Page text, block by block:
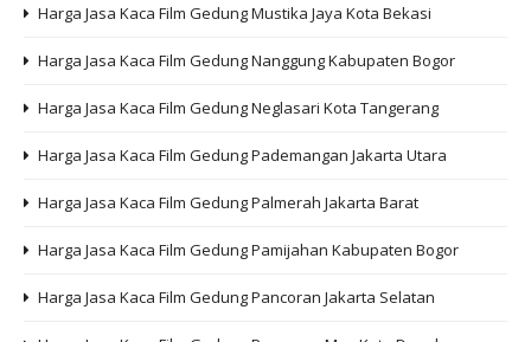
Harga Jasa Kaca Film Gedung Mustika Jaya Kota Bekasi
Harga Jasa Kaca Film Gedung Nanggung Kabupaten Bogor
Harga Jasa Kaca Film Gedung Neglasari Kota Tangerang
Harga Jasa Kaca Film Gedung Pademangan Jakarta Utara
Harga Jasa Kaca Film Gedung Palmerah Jakarta Barat
Harga Jasa Kaca Film Gedung Pamijahan Kabupaten Bogor
Harga Jasa Kaca Film Gedung Pancoran Jakarta Selatan